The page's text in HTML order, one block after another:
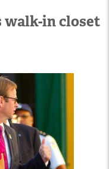
walk-in closet